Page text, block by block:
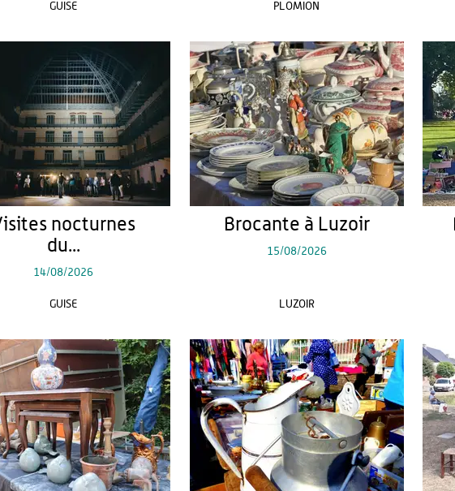
GUISE PLOMION
nocturnes
du...
14/08/2026
GUISE
Brocante à Luzoir
15/08/2026
LUZOIR